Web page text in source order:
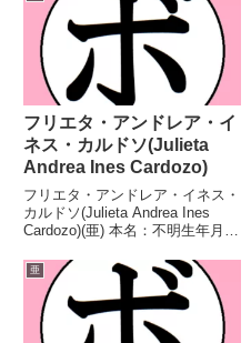
フリエタ・アンドレア・イ
ネス・カルドソ(Julieta
Andrea Ines Cardozo)
フリエタ・アンドレア・イネス・
カルドソ(Julieta Andrea Ines
Cardozo)(亜) 本名：不明生年月
績：20戦12勝(1KO)8敗 【獲得タ
イトル】南米女子バンタム級王座
FABアルゼン...
亜